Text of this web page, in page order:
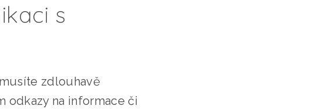
s
zdlouhavě
odkazy na informace či